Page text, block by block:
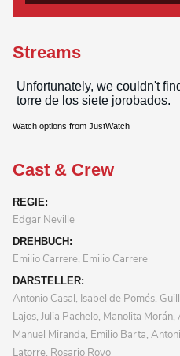
Streams
Watch options from JustWatch
Cast & Crew
REGIE:
Edgar Neville
DREHBUCH:
Emilio Carrere, Emilio Carrere
DARSTELLER:
Antonio Casal, Isabel de Pomés,
Lajos, Julia Pachelo, Manolita
Manuel Miranda, Emilio Barta,
Latorre, Rosario Royo